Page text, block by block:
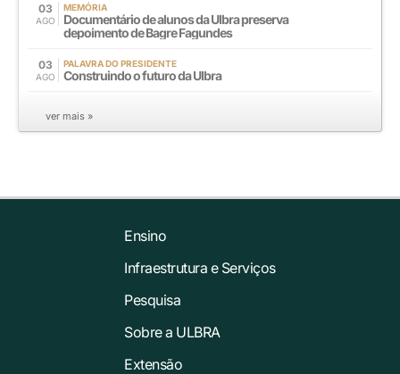
03
AGO
MEMÓRIA
Documentário de alunos da Ulbra preserva
depoimento de Bagre Fagundes
03
AGO
PALAVRA DO PRESIDENTE
Construindo o futuro da Ulbra
ver mais »
Ensino
Infraestrutura e Serviços
Pesquisa
Sobre a ULBRA
Extensão